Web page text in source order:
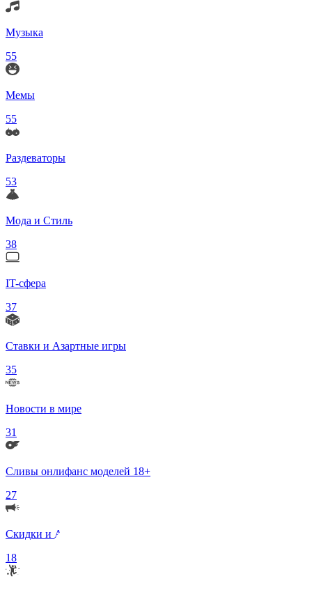
Музыка
55
Мемы
55
Раздеваторы
53
Мода и Стиль
38
IT-сфера
37
Ставки и Азартные игры
35
Новости в мире
31
Сливы онлифанс моделей 18+
27
Скидки и Акции
18